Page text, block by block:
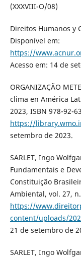
(XXXVIII-O/08)
Direitos Humanos y
Disponível em:
https://
Acesso em: 14 de
ORGANIZAÇÃO
clima en América
2023, ISBN 978-92-
https://
setembro de 2023.
SARLET, Ingo
Fundamentais e
Constituição
Ambiental, vol. 27,
https://
content/uploads/
21 de setembro de
SARLET, Ingo